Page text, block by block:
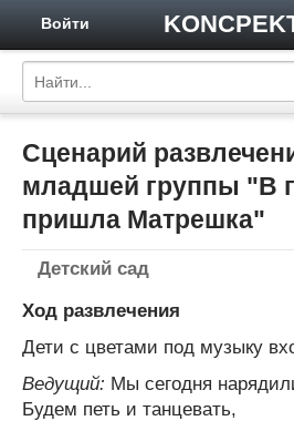
Войти
Сценарий
младшей группы "В
пришла Матрешка"
Детский сад
Ход развлечения
Дети с цветами под музыку
Ведущий: Мы сегодня
Будем петь и танцевать,